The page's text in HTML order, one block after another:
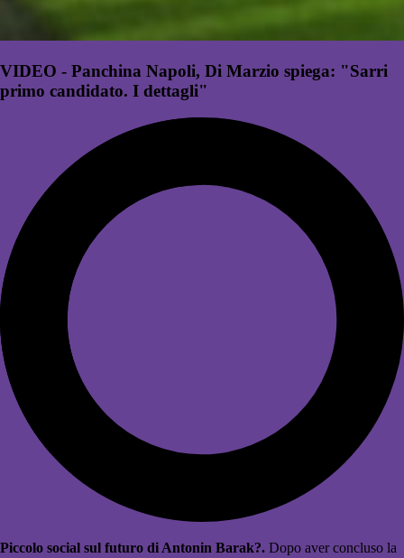
VIDEO - Panchina Napoli, Di Marzio spiega: "Sarri
primo candidato. I dettagli"
Piccolo social sul futuro di Antonin Barak?. Dopo aver concluso la